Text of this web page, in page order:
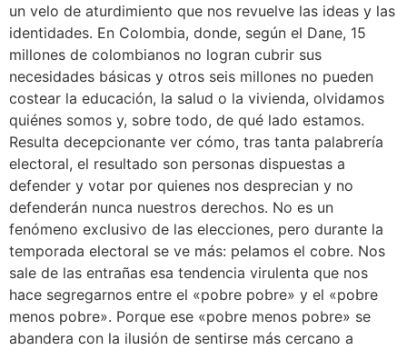
un velo de aturdimiento que nos revuelve las ideas y las
identidades. En Colombia, donde, según el Dane, 15
millones de colombianos no logran cubrir sus
necesidades básicas y otros seis millones no pueden
costear la educación, la salud o la vivienda, olvidamos
quiénes somos y, sobre todo, de qué lado estamos.
Resulta decepcionante ver cómo, tras tanta palabrería
electoral, el resultado son personas dispuestas a
defender y votar por quienes nos desprecian y no
defenderán nunca nuestros derechos. No es un
fenómeno exclusivo de las elecciones, pero durante la
temporada electoral se ve más: pelamos el cobre. Nos
sale de las entrañas esa tendencia virulenta que nos
hace segregarnos entre el «pobre pobre» y el «pobre
menos pobre». Porque ese «pobre menos pobre» se
abandera con la ilusión de sentirse más cercano a